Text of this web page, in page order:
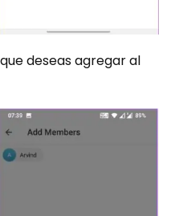
deseas agregar al